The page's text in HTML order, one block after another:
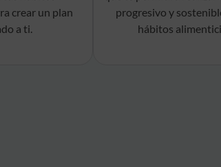
crear un plan
a ti.
progresivo y
hábitos